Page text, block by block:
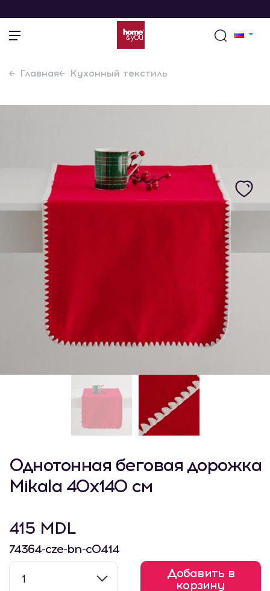
Главная Кухонный текстиль
Однотонная беговая дорожка
Mikala 40x140 см
415 MDL
74364-cze-bn-c0414
1
Добавить в
корзину